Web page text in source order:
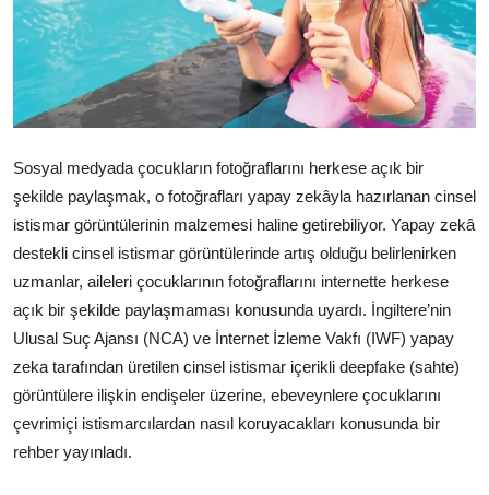
Çerkezköy
Sosyal medyada çocukların fotoğraflarını herkese açık bir
şekilde paylaşmak, o fotoğrafları yapay zekâyla hazırlanan cinsel
istismar görüntülerinin malzemesi haline getirebiliyor. Yapay zekâ
destekli cinsel istismar görüntülerinde artış olduğu belirlenirken
uzmanlar, aileleri çocuklarının fotoğraflarını internette herkese
açık bir şekilde paylaşmaması konusunda uyardı. İngiltere’nin
Ulusal Suç Ajansı (NCA) ve İnternet İzleme Vakfı (IWF) yapay
zeka tarafından üretilen cinsel istismar içerikli deepfake (sahte)
görüntülere ilişkin endişeler üzerine, ebeveynlere çocuklarını
çevrimiçi istismarcılardan nasıl koruyacakları konusunda bir
rehber yayınladı.